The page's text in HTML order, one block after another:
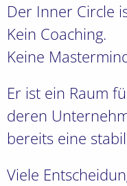
Der Inner Circle
Kein Coaching.
Keine
Er ist ein Raum
deren
bereits eine
Viele